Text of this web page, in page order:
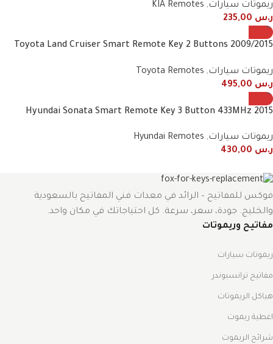
ريموتات سيارات,
KIA Remotes
ر.س
2009/2015 Toyota Land Cruiser Smart Remote Key 2 Buttons
ريموتات سيارات,
Toyota Remotes
ر.س
2015 Hyundai Sonata Smart Remote Key 3 Button 433MHz
ريموتات سيارات,
Hyundai Remotes
ر.س
فوكس للمفاتيح – الرائد في معدات فني المفاتيح بالسعودية
والخليج. جودة، سعر، سرعة. كل احتياجاتك في مكان واحد.
مفاتيح وريموتات
ريموتات سيارات
مفاتيح ترانسبوندر
هياكل الريموتات
اغطية ريموت
شرائح الريموت